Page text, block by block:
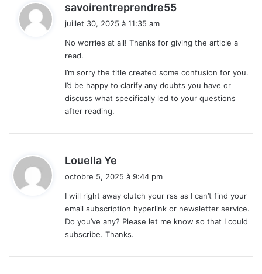
savoirentreprendre55
juillet 30, 2025 à 11:35 am
No worries at all! Thanks for giving the article a
read.
I’m sorry the title created some confusion for you.
I’d be happy to clarify any doubts you have or
discuss what specifically led to your questions
after reading.
Louella Ye
:
octobre 5, 2025 à 9:44 pm
I will right away clutch your rss as I can’t find your
email subscription hyperlink or newsletter service.
Do you’ve any? Please let me know so that I could
subscribe. Thanks.